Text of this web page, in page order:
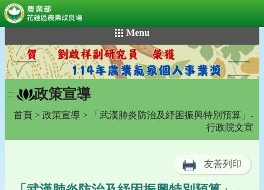
到
主
要
內
容
Menu
::: 政策宣導
首頁 > 政策宣導 > 「武漢肺炎防治及紓困振興特別預算」-
行政院文宣
友善列印